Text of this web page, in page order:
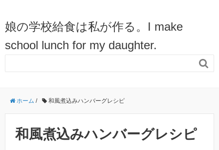
娘の学校給食は私が作る。I make
school lunch for my daughter.

ホーム / 和風煮込みハンバーグレシピ
和風煮込みハンバーグレシピ